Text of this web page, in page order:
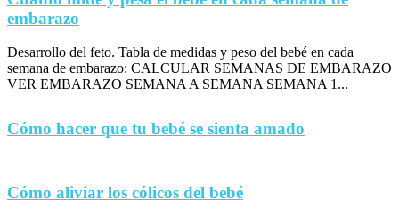
embarazo
Desarrollo del feto. Tabla de medidas y peso del bebé en cada
semana de embarazo: CALCULAR SEMANAS DE EMBARAZO
VER EMBARAZO SEMANA A SEMANA SEMANA 1...
Cómo hacer que tu bebé se sienta amado
Cómo aliviar los cólicos del bebé